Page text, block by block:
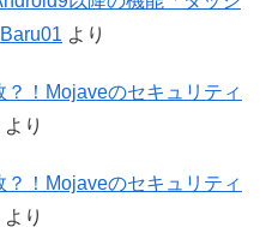
Baru01 より
？！Mojaveのセキュリティ
より
？！Mojaveのセキュリティ
より